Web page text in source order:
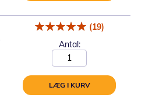
(19)
Antal:
LÆG I KURV